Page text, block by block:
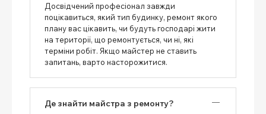
Досвідчений професіонал завжди
поцікавиться, який тип будинку, ремонт якого
плану вас цікавить, чи будуть господарі жити
на території, що ремонтується, чи ні, які
терміни робіт. Якщо майстер не ставить
запитань, варто насторожитися.
Де знайти майстра з ремонту?